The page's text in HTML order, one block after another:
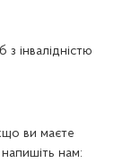
інвалідністю
ви маєте
нам: